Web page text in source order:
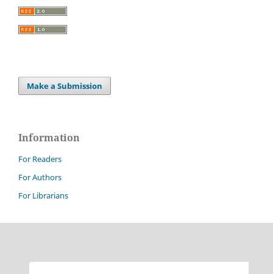
Make a Submission
Information
For Readers
For Authors
For Librarians